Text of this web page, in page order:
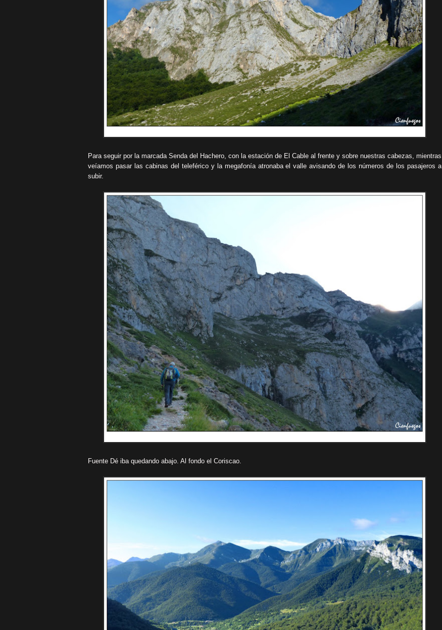
Para seguir por la marcada Senda del Hachero, con la estación de El Cable al frente y sobre nuestras cabezas, mientras
veíamos pasar las cabinas del teleférico y la megafonía atronaba el valle avisando de los números de los pasajeros a
subir.
Fuente Dé iba quedando abajo. Al fondo el Coriscao.